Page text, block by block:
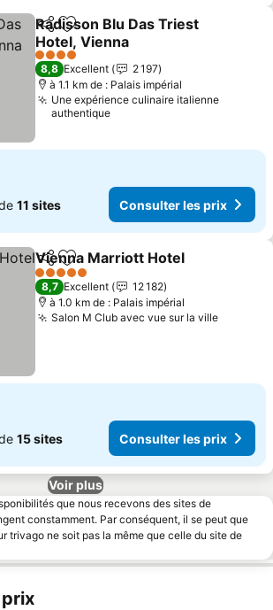
PartagerAjouter à mes favoris
Radisson Blu Das Triest
Hotel, Vienna
Consulter les prix
4 Étoiles
8,8 Excellent
2 197
à 1.1 km de : Palais impérial
Une expérience culinaire italienne
authentique
11 sites Consulter les prix
PartagerAjouter à mes favoris
Vienna Marriott Hotel
5 Étoiles
8,7 Excellent
12 182
à 1.0 km de : Palais impérial
Salon M Club avec vue sur la ville
15 sites Consulter les prix
Voir plus
que nous recevons des sites de
constamment. Par conséquent, il se peut que
trivago ne soit pas la même que celle du site de